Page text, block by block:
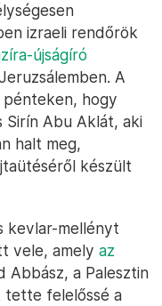
izraeli rendőrök
újságíró
A
hogy
Sirín Abu Aklát, aki
halt meg,
készült
kevlar-mellényt
vele, amely az
Abbász, a Palesztin
tette felelőssé a